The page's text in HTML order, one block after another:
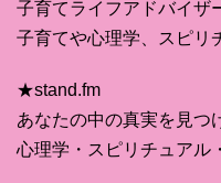
子育てライフアドバイザ
子育てや心理学、スピリ
★stand.fm
あなたの中の真実を見つ
心理学・スピリチュアル